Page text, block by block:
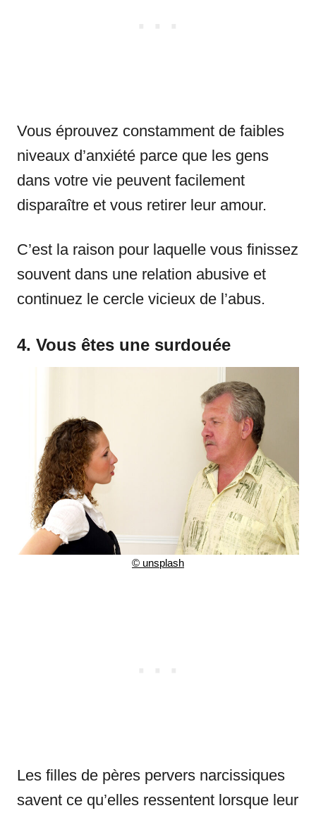
Vous éprouvez constamment de faibles
niveaux d’anxiété parce que les gens
dans votre vie peuvent facilement
disparaître et vous retirer leur amour.
C’est la raison pour laquelle vous finissez
souvent dans une relation abusive et
continuez le cercle vicieux de l’abus.
4. Vous êtes une surdouée
© unsplash
Les filles de pères pervers narcissiques
savent ce qu’elles ressentent lorsque leur